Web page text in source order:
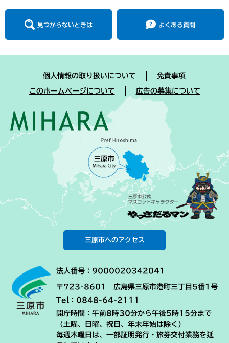
見つからないときは よくある質問
個人情報の取り扱いについて 免責事項
このホームページについて 広告の募集について
三原市へのアクセス
法人番号：9000020342041
〒723-8601 広島県三原市港町三丁目5番1号
Tel：0848-64-2111
開庁時間：午前8時30分から午後5時15分まで
（土曜、日曜、祝日、年末年始は除く）
毎週木曜日は、一部証明発行・旅券交付業務を延